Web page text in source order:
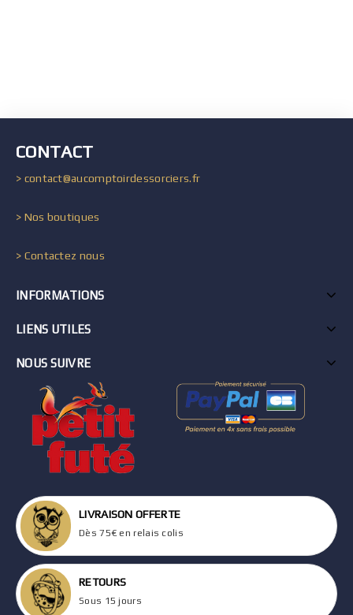
CONTACT
> contact@aucomptoirdessorciers.fr
> Nos boutiques
> Contactez nous
INFORMATIONS
LIENS UTILES
NOUS SUIVRE
LIVRAISON OFFERTE
Dès 75€ en relais colis
RETOURS
Sous 15 jours